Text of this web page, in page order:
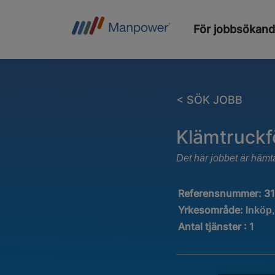
För
< SÖK JOBB
Det här jobbet är
Referensnummer:
Yrkesområde:
Antal tjänster : 1